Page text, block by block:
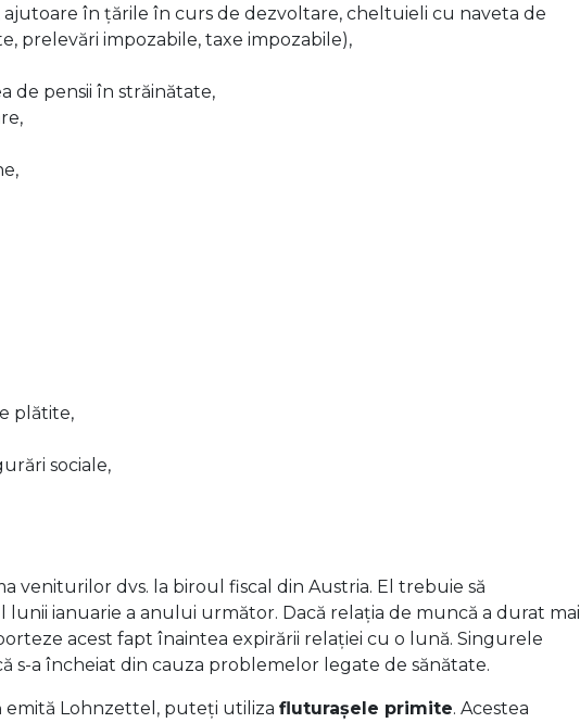
în țările în curs de dezvoltare, cheltuieli cu naveta de
prelevări impozabile, taxe impozabile),
de pensii în străinătate,
plătite,
sociale,
veniturilor dvs. la biroul fiscal din Austria. El trebuie să
ianuarie a anului următor. Dacă relația de muncă a durat mai
acest fapt înaintea expirării relației cu o lună. Singurele
s-a încheiat din cauza problemelor legate de sănătate.
emită Lohnzettel, puteți utiliza fluturașele primite. Acestea